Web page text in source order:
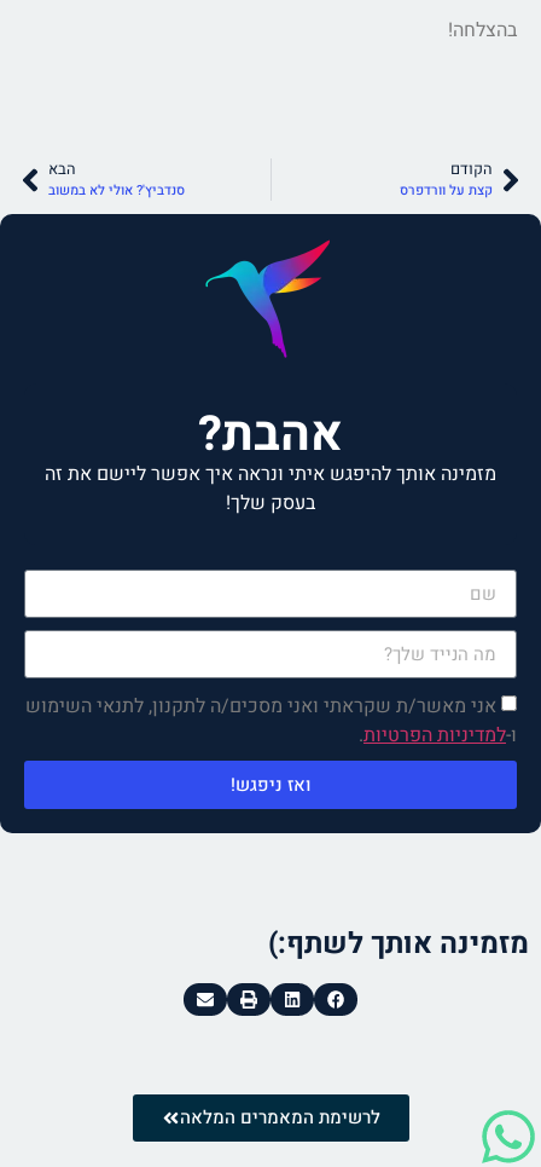
בהצלחה!
הקודם
קצת על וורדפרס
הבא
סנדביץ'? אולי לא במשוב
אהבת?
מזמינה אותך להיפגש איתי ונראה איך אפשר ליישם את זה
בעסק שלך!
אני מאשר/ת שקראתי ואני מסכים/ה לתקנון, לתנאי השימוש
ו-למדיניות הפרטיות.
ואז ניפגש!
מזמינה אותך לשתף:)
לרשימת המאמרים המלאה